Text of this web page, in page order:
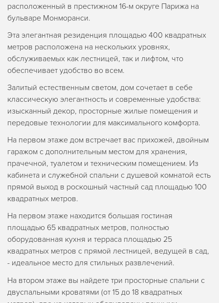
расположенный в престижном 16-м округе Парижа на
бульваре Монморанси.
Эта элегантная резиденция площадью 400 квадратных
метров расположена на нескольких уровнях,
обслуживаемых как лестницей, так и лифтом, что
обеспечивает удобство во всем.
Залитый естественным светом, дом сочетает в себе
классическую элегантность и современные удобства:
изысканный декор, просторные жилые помещения и
передовые технологии для максимального комфорта.
На первом этаже дом встречает вас прихожей, двойным
гаражом с дополнительным местом для хранения,
прачечной, туалетом и техническим помещением. Из
кабинета и служебной спальни с душевой комнатой есть
прямой выход в роскошный частный сад площадью 100
квадратных метров.
На первом этаже находится большая гостиная
площадью 65 квадратных метров, полностью
оборудованная кухня и терраса площадью 25
квадратных метров с прямой лестницей, ведущей в сад,
- идеальное место для стильных развлечений.
На втором этаже вы найдете три просторные спальни с
двуспальными кроватями (от 15 до 18 квадратных